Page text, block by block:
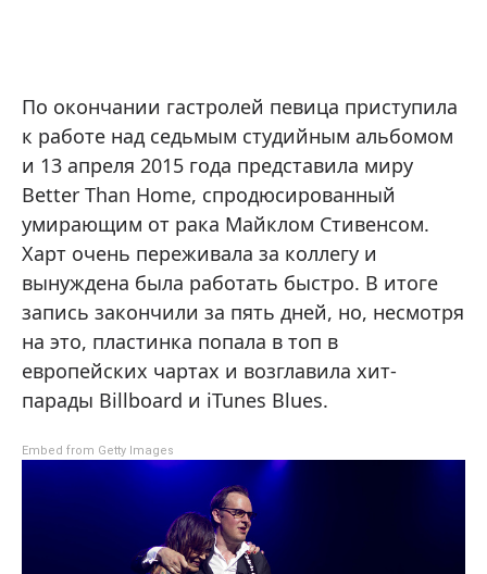
По окончании гастролей певица приступила
к работе над седьмым студийным альбомом
и 13 апреля 2015 года представила миру
Better Than Home, спродюсированный
умирающим от рака Майклом Стивенсом.
Харт очень переживала за коллегу и
вынуждена была работать быстро. В итоге
запись закончили за пять дней, но, несмотря
на это, пластинка попала в топ в
европейских чартах и возглавила хит-
парады Billboard и iTunes Blues.
Embed from Getty Images